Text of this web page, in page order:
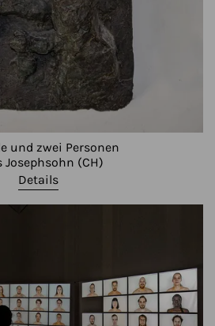
und zwei Personen
Josephsohn (CH)
Details